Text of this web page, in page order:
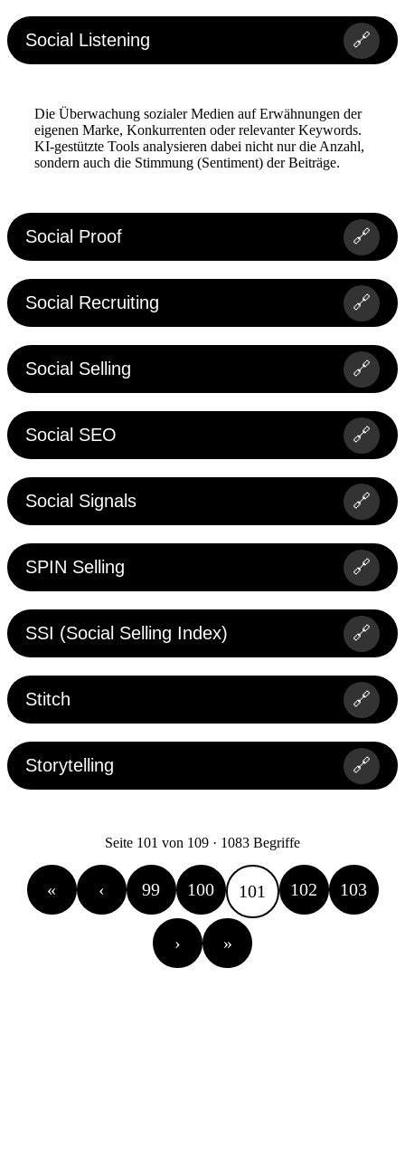
Social Listening 🔗
Die Überwachung sozialer Medien auf Erwähnungen der
eigenen Marke, Konkurrenten oder relevanter Keywords.
KI-gestützte Tools analysieren dabei nicht nur die Anzahl,
sondern auch die Stimmung (Sentiment) der Beiträge.
Social Proof 🔗
Social Recruiting 🔗
Social Selling 🔗
Social SEO 🔗
Social Signals 🔗
SPIN Selling 🔗
SSI (Social Selling Index) 🔗
Stitch 🔗
Storytelling 🔗
Seite 101 von 109 · 1083 Begriffe
« ‹ 99 100 101 102 103
› »